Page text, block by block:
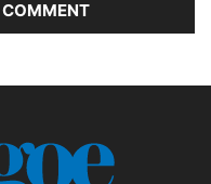
COMMENT